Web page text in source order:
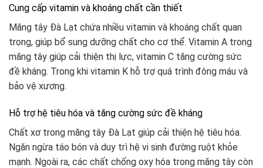
Cung cấp vitamin và khoáng chất cần thiết
Măng tây Đà Lạt chứa nhiều vitamin và khoáng chất quan
trọng, giúp bổ sung dưỡng chất cho cơ thể. Vitamin A trong
măng tây giúp cải thiện thị lực, vitamin C tăng cường sức
đề kháng. Trong khi vitamin K hỗ trợ quá trình đông máu và
bảo vệ xương.
Hỗ trợ hệ tiêu hóa và tăng cường sức đề kháng
Chất xơ trong măng tây Đà Lạt giúp cải thiện hệ tiêu hóa.
Ngăn ngừa táo bón và duy trì hệ vi sinh đường ruột khỏe
mạnh. Ngoài ra, các chất chống oxy hóa trong măng tây còn